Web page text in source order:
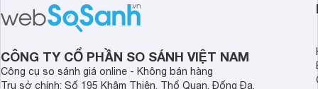
CÔNG TY CỔ PHẦN SO SÁNH VIỆT NAM
Công cụ so sánh giá online - Không bán hàng
Trụ sở chính: Số 195 Khâm Thiên, Thổ Quan, Đống Đa,